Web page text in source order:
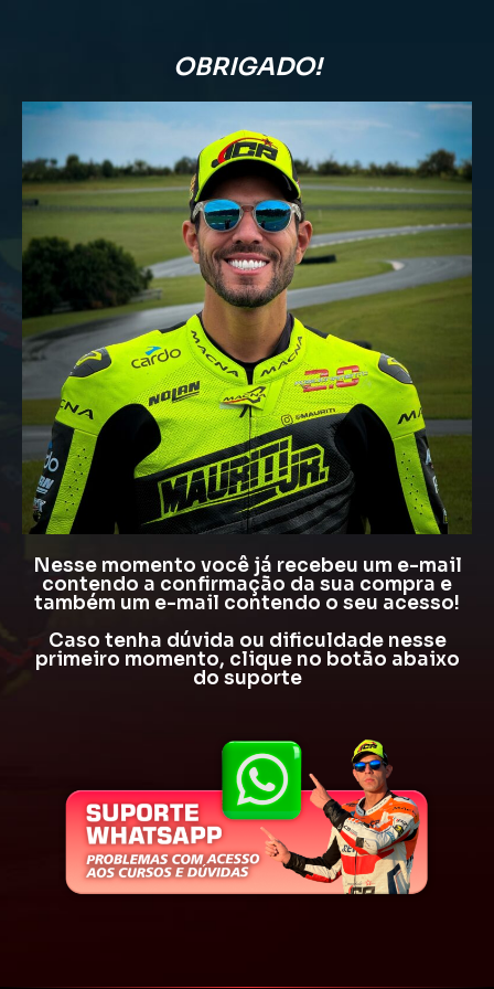
OBRIGADO!
Nesse momento você já recebeu um e-mail
contendo a confirmação da sua compra e
também um e-mail contendo o seu acesso!
Caso tenha dúvida ou dificuldade nesse
primeiro momento, clique no botão abaixo
do suporte